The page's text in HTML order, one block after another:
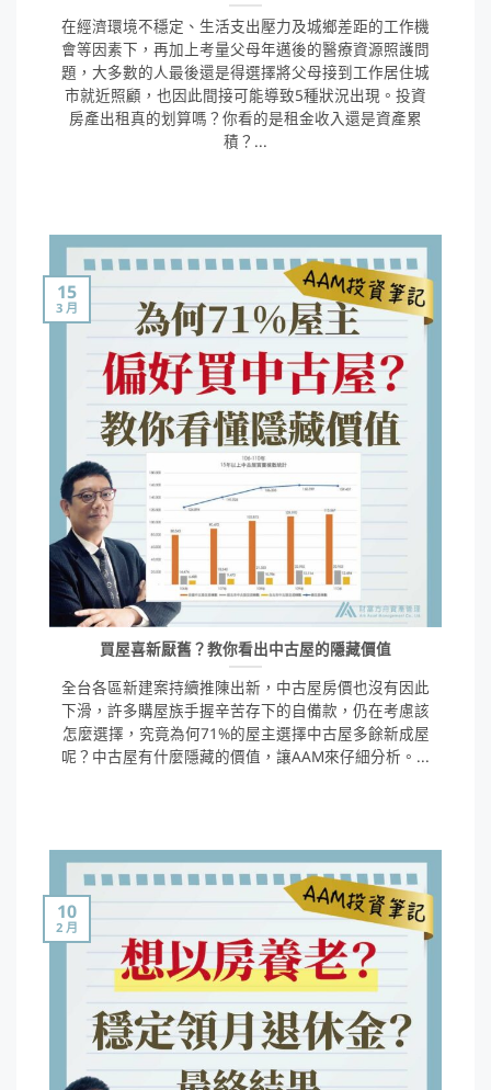
在經濟環境不穩定、生活支出壓力及城鄉差距的工作機
會等因素下，再加上考量父母年邁後的醫療資源照護問
題，大多數的人最後還是得選擇將父母接到工作居住城
市就近照顧，也因此間接可能導致5種狀況出現。投資
房產出租真的划算嗎？你看的是租金收入還是資產累
積？...
買屋喜新厭舊？教你看出中古屋的隱藏價值
全台各區新建案持續推陳出新，中古屋房價也沒有因此
下滑，許多購屋族手握辛苦存下的自備款，仍在考慮該
怎麼選擇，究竟為何71%的屋主選擇中古屋多餘新成屋
呢？中古屋有什麼隱藏的價值，讓AAM來仔細分析。...
15
3 月
10
2 月